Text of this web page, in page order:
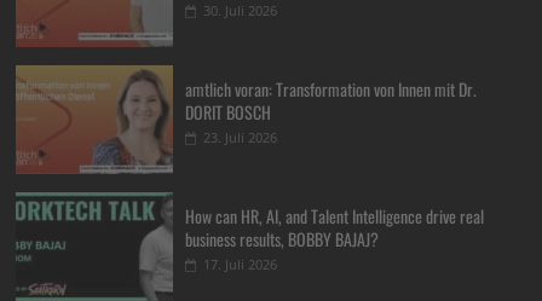
30. Juli 2026
amtlich voran: Transformation von Innen mit Dr.
DORIT BOSCH
23. Juli 2026
How can HR, AI, and Talent Intelligence drive real
business results, BOBBY BAJAJ?
17. Juli 2026